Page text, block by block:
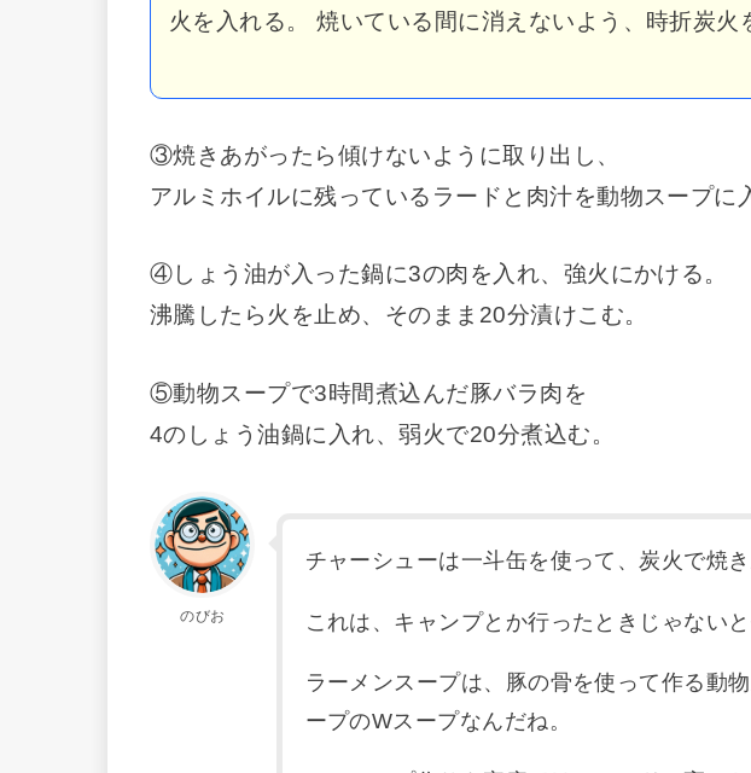
火を入れる。 焼いている間に消えないよう、時折炭火
③焼きあがったら傾けないように取り出し、
アルミホイルに残っているラードと肉汁を動物スープに
④しょう油が入った鍋に3の肉を入れ、強火にかける。
沸騰したら火を止め、そのまま20分漬けこむ。
⑤動物スープで3時間煮込んだ豚バラ肉を
4のしょう油鍋に入れ、弱火で20分煮込む。
のびお
チャーシューは一斗缶を使って、炭火で焼き
これは、キャンプとか行ったときじゃないと
ラーメンスープは、豚の骨を使って作る動
ープのWスープなんだね。